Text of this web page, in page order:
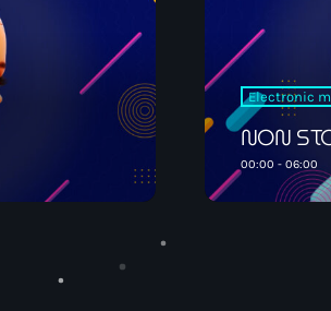
Electronic
NON
06:00 - 09:00